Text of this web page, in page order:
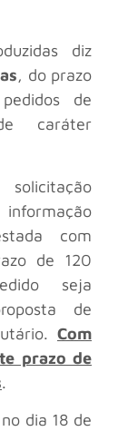
diz
, do prazo
de
caráter
com
de 120
seja
de
Com
prazo de
.
dia 18 de